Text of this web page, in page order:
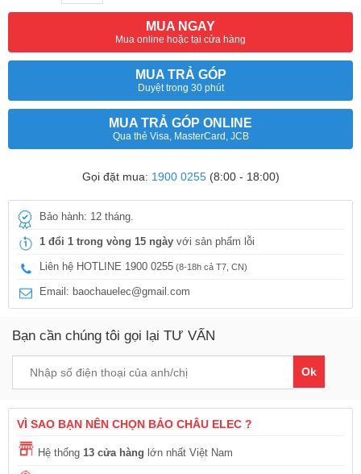
MUA NGAY
Mua online hoặc tại cửa hàng
MUA TRẢ GÓP
Duyệt trong 30 phút
MUA TRẢ GÓP ONLINE
Qua thẻ Visa, MasterCard, JCB
Gọi đặt mua: 1900 0255(8:00 - 18:00)
Bảo hành: 12 tháng.
1 đổi 1 trong vòng 15 ngày với sản phẩm lỗi
Liên hệ HOTLINE 1900 0255 (8-18h cả T7, CN)
Email: baochauelec@gmail.com
Bạn cần chúng tôi gọi lại TƯ VẤN
Ok
VÌ SAO BẠN NÊN CHỌN BẢO CHÂU ELEC ?
Hệ thống 13 cửa hàng lớn nhất Việt Nam